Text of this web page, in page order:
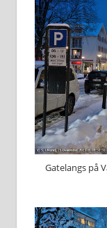
Gatelangs på